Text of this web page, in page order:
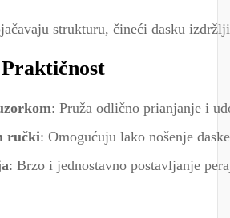
strukturu, čineći dasku
: Pruža odlično prianjanje i
ručki: Omogućuju lako nošenje
: Brzo i jednostavno postavljanje